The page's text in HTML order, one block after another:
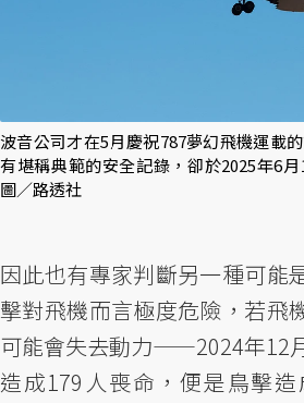
波音公司才在5月慶祝787夢幻飛機運載
有堪稱典範的安全記錄，卻於2025年6
圖／路透社
因此也有專家判斷另一種可能
擊對飛機而言極度危險，若飛
可能會失去動力——2024年12
造成179人喪命，便是鳥擊